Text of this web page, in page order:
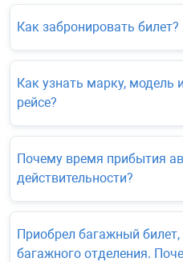
Как забронировать билет?
Как узнать марку, модель
рейсе?
Почему время прибытия
действительности?
Приобрел багажный билет,
багажного отделения.